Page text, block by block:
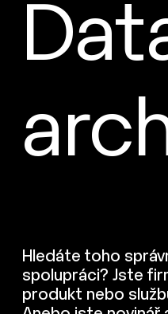
Hledáte toho
spolupráci? Jste
produkt nebo